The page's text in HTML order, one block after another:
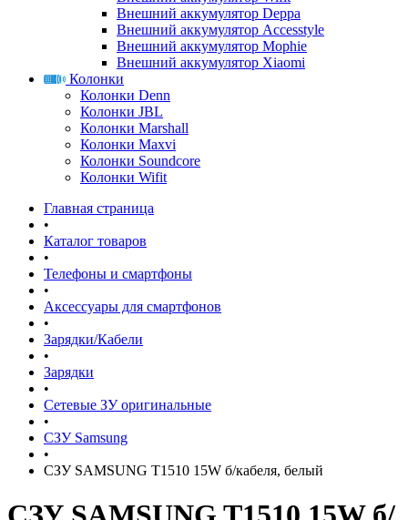
Внешний аккумулятор Deppa
Внешний аккумулятор Accesstyle
Внешний аккумулятор Mophie
Внешний аккумулятор Xiaomi
Колонки
Колонки Denn
Колонки JBL
Колонки Marshall
Колонки Maxvi
Колонки Soundcore
Колонки Wifit
Главная страница
•
Каталог товаров
•
Телефоны и смартфоны
•
Аксессуары для смартфонов
•
Зарядки/Кабели
•
Зарядки
•
Сетевые ЗУ оригинальные
•
СЗУ Samsung
•
СЗУ SAMSUNG T1510 15W б/кабеля, белый